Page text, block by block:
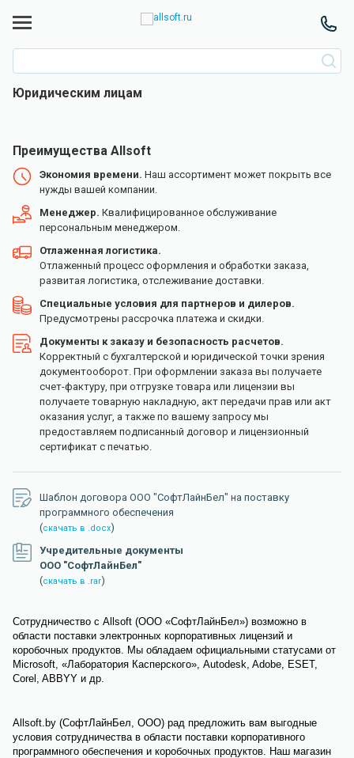
Юридическим лицам
Преимущества Allsoft
Экономия времени. Наш ассортимент может покрыть все
нужды вашей компании.
Менеджер. Квалифицированное обслуживание
персональным менеджером.
Отлаженная логистика.
Отлаженный процесс оформления и обработки заказа,
развитая логистика, отслеживание доставки.
Специальные условия для партнеров и дилеров.
Предусмотрены рассрочка платежа и скидки.
Документы к заказу и безопасность расчетов.
Корректный с бухгалтерской и юридической точки зрения
документооборот. При оформлении заказа вы получаете
счет-фактуру, при отгрузке товара или лицензии вы
получаете товарную накладную, акт передачи прав или акт
оказания услуг, а также по вашему запросу мы
предоставляем подписанный договор и лицензионный
сертификат с печатью.
Шаблон договора ООО "СофтЛайнБел" на поставку
программного обеспечения
(скачать в .docx)
Учредительные документы
ООО "СофтЛайнБел"
(скачать в .rar)
Сотрудничество с Allsoft (ООО «СофтЛайнБел») возможно в
области поставки электронных корпоративных лицензий и
коробочных продуктов. Мы обладаем официальными статусами от
Microsoft, «Лаборатория Касперского», Autodesk, Adobe, ESET,
Corel, ABBYY и др.
Allsoft.by (СофтЛайнБел, ООО) рад предложить вам выгодные
условия сотрудничества в области поставки корпоративного
программного обеспечения и коробочных продуктов. Наш магазин